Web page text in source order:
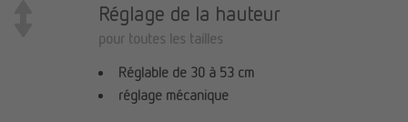
Réglage de la hauteur
pour toutes les tailles
Réglable de 30 à 53 cm
réglage mécanique